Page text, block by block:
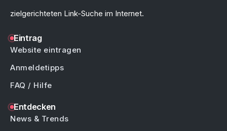
zielgerichteten Link-Suche im Internet.
Eintrag
Website eintragen
Anmeldetipps
FAQ / Hilfe
Entdecken
News & Trends